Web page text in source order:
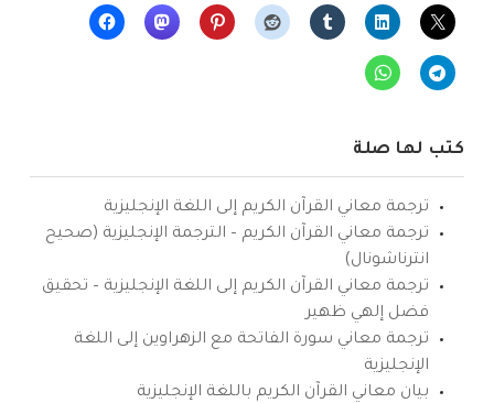
كتب لها صلة
ترجمة معاني القرآن الكريم إلى اللغة الإنجليزية
ترجمة معاني القرآن الكريم – الترجمة الإنجليزية (صحيح
انترناشونال)
ترجمة معاني القرآن الكريم إلى اللغة الإنجليزية – تحقيق
فضل إلهي ظهير
ترجمة معاني سورة الفاتحة مع الزهراوين إلى اللغة
الإنجليزية
بيان معاني القرآن الكريم باللغة الإنجليزية